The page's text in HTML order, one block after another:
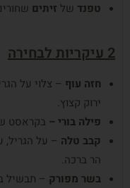
טפנד של זיתים
2 עיקריות לבחירה
חזה עוף – צלוי על
ירוק קצוץ.
פילה בורי – בקראסט
קבב טלה – על הגריל,
הר ברכה.
בשר מפורק – תבשיל